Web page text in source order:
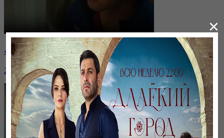
«Ағайынды» телехикаясы | 7 серия
23 октября, 18:00
×